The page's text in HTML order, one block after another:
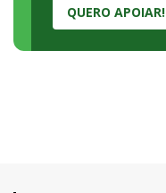
QUERO APOIAR!